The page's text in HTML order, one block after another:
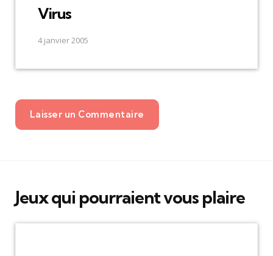
Virus
4 janvier 2005
Laisser un Commentaire
Jeux qui pourraient vous plaire